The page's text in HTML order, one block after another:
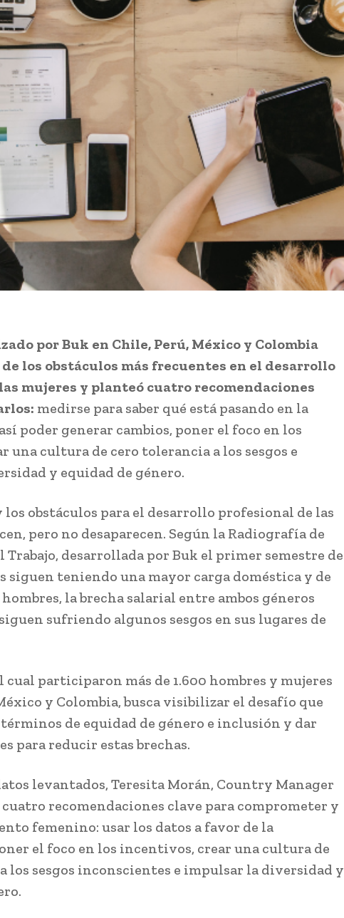
por Buk en Chile, Perú, México y Colombia
los obstáculos más frecuentes en el desarrollo
mujeres y planteó cuatro recomendaciones
medirse para saber qué está pasando en la
poder generar cambios, poner el foco en los
una cultura de cero tolerancia a los sesgos e
y equidad de género.
los obstáculos para el desarrollo profesional de las
pero no desaparecen. Según la Radiografía de
Trabajo, desarrollada por Buk el primer semestre de
siguen teniendo una mayor carga doméstica y de
la brecha salarial entre ambos géneros
sufriendo algunos sesgos en sus lugares de
cual participaron más de 1.600 hombres y mujeres
y Colombia, busca visibilizar el desafío que
de equidad de género e inclusión y dar
para reducir estas brechas.
levantados, Teresita Morán, Country Manager
recomendaciones clave para comprometer y
femenino: usar los datos a favor de la
el foco en los incentivos, crear una cultura de
los sesgos inconscientes e impulsar la diversidad y